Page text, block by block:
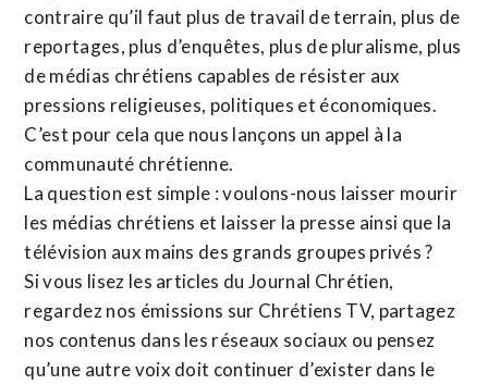
contraire qu’il faut plus de travail de terrain, plus de
reportages, plus d’enquêtes, plus de pluralisme, plus
de médias chrétiens capables de résister aux
pressions religieuses, politiques et économiques.
C’est pour cela que nous lançons un appel à la
communauté chrétienne.
La question est simple : voulons-nous laisser mourir
les médias chrétiens et laisser la presse ainsi que la
télévision aux mains des grands groupes privés ?
Si vous lisez les articles du Journal Chrétien,
regardez nos émissions sur Chrétiens TV, partagez
nos contenus dans les réseaux sociaux ou pensez
qu’une autre voix doit continuer d’exister dans le